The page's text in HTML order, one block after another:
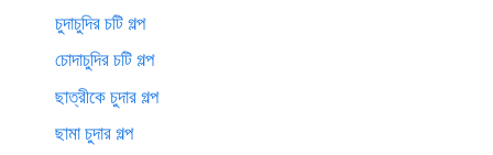
চুদাচুদির চটি গল্প
চোদাচুদির চটি গল্প
ছাত্রীকে চুদার গল্প
ছামা চুদার গল্প